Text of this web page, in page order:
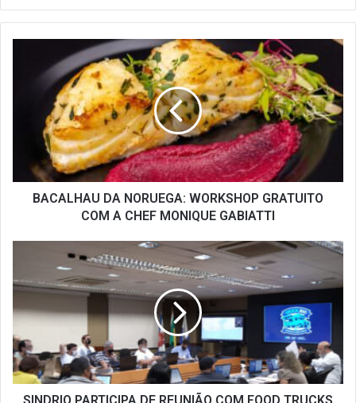
NORUEGA:
WORKSHOP
GRATUITO
CHEF
MONIQUE
GABIATTI
BACALHAU DA NORUEGA: WORKSHOP GRATUITO
COM A CHEF MONIQUE GABIATTI
PARTICIPA
DE
COM
FOOD
TRUCKS
E
PREFEITURA